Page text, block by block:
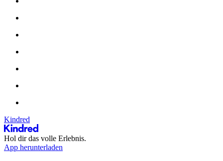
Kindred
Hol dir das volle Erlebnis.
App herunterladen